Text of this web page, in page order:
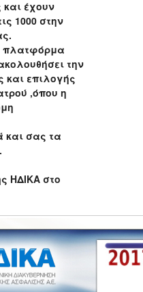
έχουν
1000 στην
πλατφόρμα
την
και επιλογής
,όπου η
και σας τα
ΗΔΙΚΑ στο